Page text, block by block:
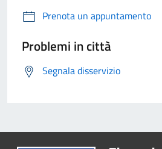
Prenota un appuntamento
Problemi in città
Segnala disservizio